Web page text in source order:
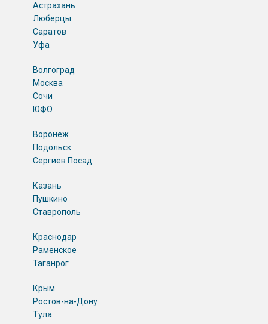
Астрахань
Люберцы
Саратов
Уфа
Волгоград
Москва
Сочи
ЮФО
Воронеж
Подольск
Сергиев Посад
Казань
Пушкино
Ставрополь
Краснодар
Раменское
Таганрог
Крым
Ростов-на-Дону
Тула